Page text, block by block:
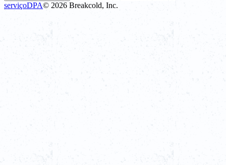
serviçoDPA© 2026 Breakcold, Inc.